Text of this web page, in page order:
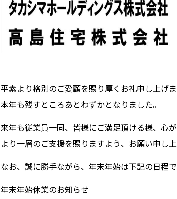
平素より格別のご愛顧を賜り厚くお礼申し上げま
本年も残すところあとわずかとなりました。
来年も従業員一同、皆様にご満足頂ける様、心
より一層のご支援を賜りますよう、お願い申し上
なお、誠に勝手ながら、年末年始は下記の日程
年末年始休業のお知らせ